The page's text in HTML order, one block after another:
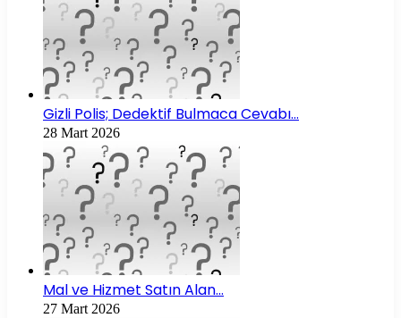
Gizli Polis; Dedektif Bulmaca Cevabı…
28 Mart 2026
Mal ve Hizmet Satın Alan…
27 Mart 2026